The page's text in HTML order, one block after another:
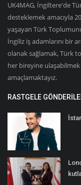
UK4MAG, İngiltere'de
desteklemek amacıyla
yaşayan Türk
İngiliz iş adamlarını bir
olanak sağlamak, Türk
her bireyine
amaçlamaktayız.
RASTGELE